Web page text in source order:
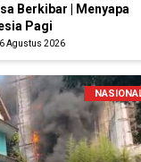
Berkibar | Menyapa
Pagi
Agustus 2026